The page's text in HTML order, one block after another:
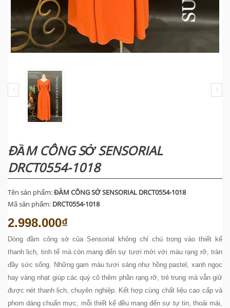
ĐẦM CÔNG SỞ SENSORIAL
DRCT0554-1018
Tên sản phẩm:ĐẦM CÔNG SỞ SENSORIAL DRCT0554-1018
Mã sản phẩm: DRCT0554-1018
2.998.000₫
Dòng đầm công sở của Sensorial không chỉ chú trọng vào thiết kế
thanh lịch, tinh tế mà còn mang đến sự tươi mới với màu rạng rỡ, tràn
đầy sức sống. Những gam màu tươi sáng như hồng pastel, xanh ngọc
hay vàng nhạt giúp các quý cô thêm phần rạng rỡ, trẻ trung mà vẫn giữ
được nét thanh lịch, chuyên nghiệp. Kết hợp cùng chất liệu cao cấp và
phom dáng chuẩn mực, mỗi thiết kế đều mang đến sự tự tin, thoải mái,